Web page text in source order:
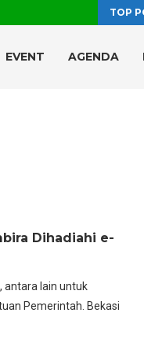
TOP
EVENT AGENDA
Dihadiahi e-
antara lain untuk
Pemerintah. Bekasi